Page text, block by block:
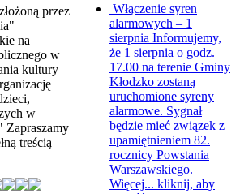
przez
na
w
kultury
w
Zapraszamy
treścią
Włączenie syren
alarmowych – 1
sierpnia Informujemy,
że 1 sierpnia o godz.
17.00 na terenie Gminy
Kłodzko zostaną
uruchomione syreny
alarmowe. Sygnał
będzie mieć związek z
upamiętnieniem 82.
rocznicy Powstania
Warszawskiego.
Więcej... kliknij, aby